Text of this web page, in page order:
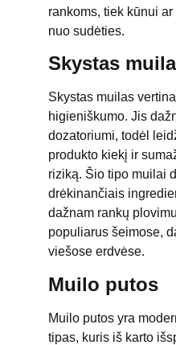
rankoms, tiek kūnui
nuo sudėties.
Skystas
Skystas muilas
higieniškumo. Jis
dozatoriumi, todėl
produkto kiekį ir
riziką. Šio tipo muilai
drėkinančiais
dažnam rankų
populiarus šeimose,
viešose erdvėse.
Muilo putos
Muilo putos yra
tipas, kuris iš karto